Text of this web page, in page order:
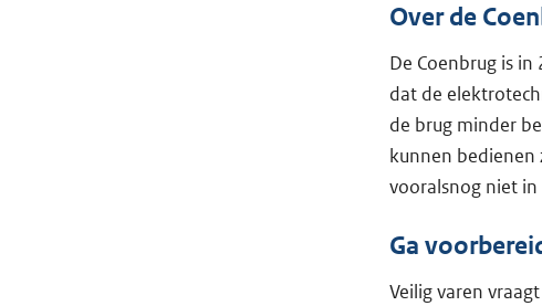
Over de
De Coenbrug is
dat de
de brug minder
kunnen bedienen
vooralsnog niet
Ga
Veilig varen